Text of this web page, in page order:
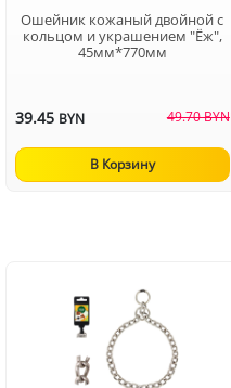
Ошейник кожаный двойной с
кольцом и украшением "Ёж",
45мм*770мм
39.45 BYN 49.70 BYN
В Корзину